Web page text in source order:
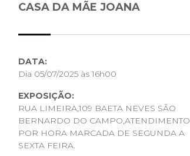
CASA DA MÃE JOANA
DATA:
Dia 05/07/2025 às 16h00
EXPOSIÇÃO:
RUA LIMEIRA,109 BAETA NEVES SÃO
BERNARDO DO CAMPO,ATENDIMENTO
POR HORA MARCADA DE SEGUNDA A
SEXTA FEIRA.